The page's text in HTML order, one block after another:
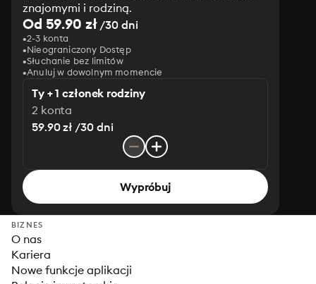
znajomymi i rodziną.
Od 59.90 zł/30 dni
2-3 konta
Nieograniczony Dostęp
Słuchanie bez limitów
Anuluj w dowolnym momencie
Ty + 1 członek rodziny
2 konta
59.90 zł /30 dni
Wypróbuj
BIZNES
O nas
Kariera
Nowe funkcje aplikacji